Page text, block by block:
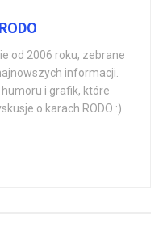
od 2006 roku, zebrane
informacji.
i grafik, które
o karach RODO :)